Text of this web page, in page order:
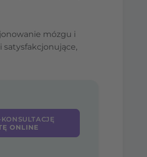
mózgu i
satysfakcjonujące,
ONLINE